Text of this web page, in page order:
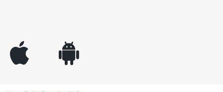
appleinc android